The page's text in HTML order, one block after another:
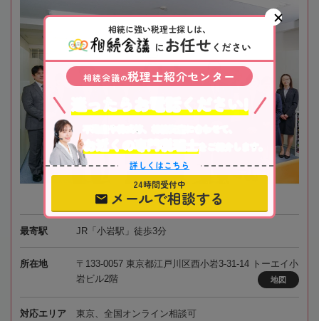
最寄駅 JR「小岩駅」徒歩3分
所在地
〒133-0057 東京都江戸川区西小岩3-31-14 トーエイ小
岩ビル2階
地図
対応エリア 東京、全国オンライン相談可
相続に強い税理士探しは、
にお任せ ください
相続会議の税理士紹介センター
不動産や株式等、相続資産に合わせて、
お近くの専門税理士
をご紹介します。
詳しくはこちら
24時間受付中
メールで相談する